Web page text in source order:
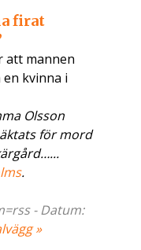
firat
att mannen
kvinna i
Olsson
för mord
.
- Datum:
»